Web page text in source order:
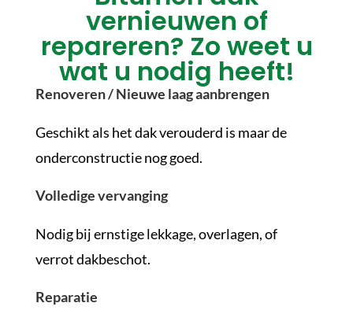
vernieuwen of
repareren? Zo weet u
wat u nodig heeft!
Renoveren / Nieuwe laag aanbrengen
Geschikt als het dak verouderd is maar de
onderconstructie nog goed.
Volledige vervanging
Nodig bij ernstige lekkage, overlagen, of
verrot dakbeschot.
Reparatie